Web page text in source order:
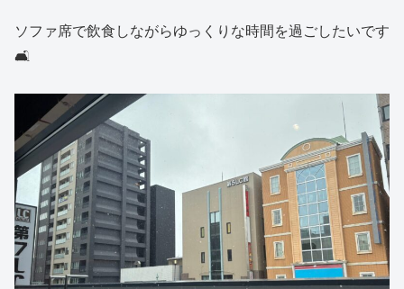
ソファ席で飲食しながらゆっくりな時間を過ごしたいです
🛋️